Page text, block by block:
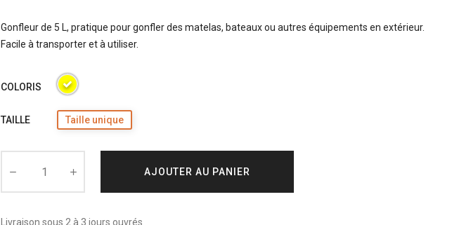
Gonfleur de 5 L, pratique pour gonfler des matelas, bateaux ou autres équipements en extérieur.
Facile à transporter et à utiliser.
COLORIS
TAILLE Taille unique
AJOUTER AU PANIER
Livraison sous 2 à 3 jours ouvrés